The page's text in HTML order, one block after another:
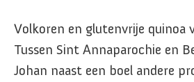
Volkoren en glutenvrije quinoa
Tussen Sint Annaparochie en
Johan naast een boel andere